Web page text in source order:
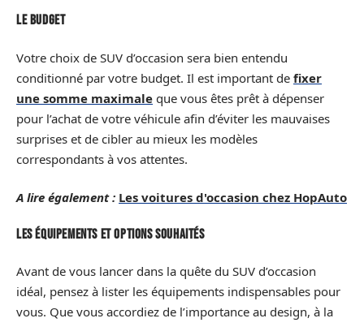
Le budget
Votre choix de SUV d’occasion sera bien entendu
conditionné par votre budget. Il est important de fixer
une somme maximale que vous êtes prêt à dépenser
pour l’achat de votre véhicule afin d’éviter les mauvaises
surprises et de cibler au mieux les modèles
correspondants à vos attentes.
A lire également : Les voitures d'occasion chez HopAuto
Les équipements et options souhaités
Avant de vous lancer dans la quête du SUV d’occasion
idéal, pensez à lister les équipements indispensables pour
vous. Que vous accordiez de l’importance au design, à la